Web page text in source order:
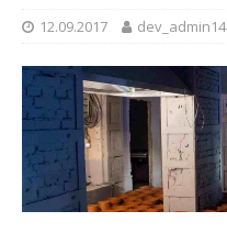
12.09.2017